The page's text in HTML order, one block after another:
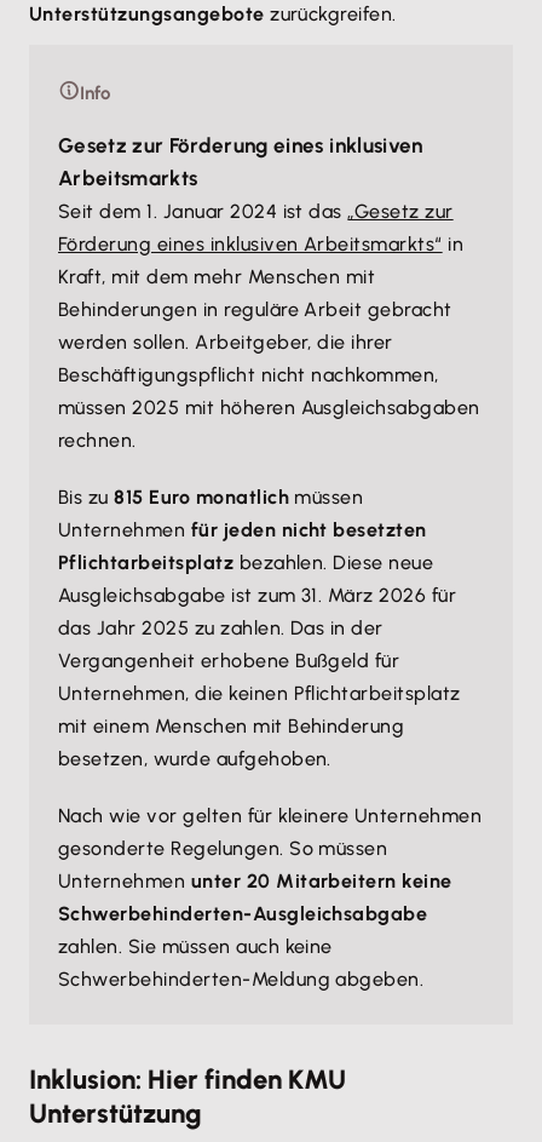
Unterstützungsangebote zurückgreifen.
Info
Gesetz zur Förderung eines inklusiven
Arbeitsmarkts
Seit dem 1. Januar 2024 ist das„Gesetz zur
Förderung eines inklusiven Arbeitsmarkts“ in
Kraft, mit dem mehr Menschen mit
Behinderungen in reguläre Arbeit gebracht
werden sollen. Arbeitgeber, die ihrer
Beschäftigungspflicht nicht nachkommen,
müssen 2025 mit höheren Ausgleichsabgaben
rechnen.
Bis zu815 Euro monatlich müssen
Unternehmen für jeden nicht besetzten
Pflichtarbeitsplatz bezahlen. Diese neue
Ausgleichsabgabe ist zum 31. März 2026 für
das Jahr 2025 zu zahlen. Das in der
Vergangenheit erhobene Bußgeld für
Unternehmen, die keinen Pflichtarbeitsplatz
mit einem Menschen mit Behinderung
besetzen, wurde aufgehoben.
Nach wie vor gelten für kleinere Unternehmen
gesonderte Regelungen. So müssen
Unternehmen unter 20 Mitarbeitern keine
Schwerbehinderten-Ausgleichsabgabe
zahlen. Sie müssen auch keine
Schwerbehinderten-Meldung abgeben.
Inklusion: Hier finden KMU
Unterstützung